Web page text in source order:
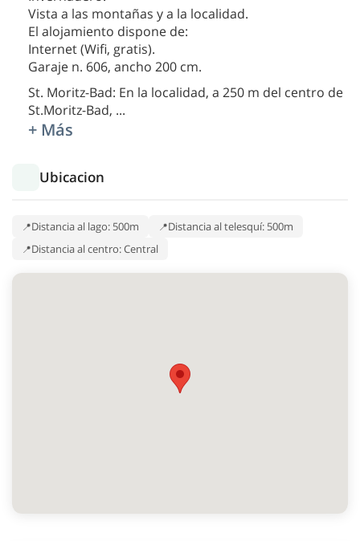
Vista a las montañas y a la localidad.
El alojamiento dispone de:
Internet (Wifi, gratis).
Garaje n. 606, ancho 200 cm.
St. Moritz-Bad: En la localidad, a 250 m del centro de
St.Moritz-Bad, ...
+ Más
Ubicacion
Distancia al lago: 500m
Distancia al telesquí: 500m
Distancia al centro: Central